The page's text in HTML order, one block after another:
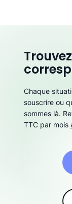
Chaque
souscrire ou
sommes là.
TTC par mois